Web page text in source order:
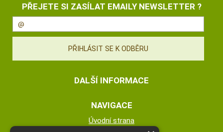
PŘEJETE SI ZASÍLAT EMAILY NEWSLETTER ?
DALŠÍ INFORMACE
NAVIGACE
Úvodní strana